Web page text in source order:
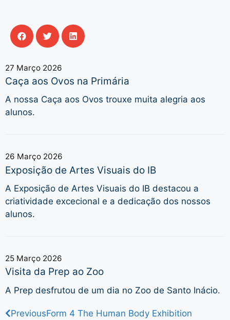
27 Março 2026
Caça aos Ovos na Primária
A nossa Caça aos Ovos trouxe muita alegria aos
alunos.
26 Março 2026
Exposição de Artes Visuais do IB
A Exposição de Artes Visuais do IB destacou a
criatividade excecional e a dedicação dos nossos
alunos.
25 Março 2026
Visita da Prep ao Zoo
A Prep desfrutou de um dia no Zoo de Santo Inácio.
PreviousForm 4 The Human Body Exhibition